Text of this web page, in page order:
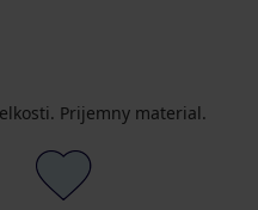
Prijemny material.